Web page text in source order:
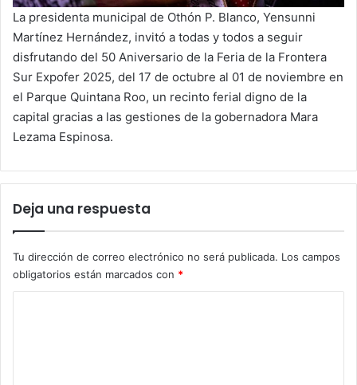
La presidenta municipal de Othón P. Blanco, Yensunni
Martínez Hernández, invitó a todas y todos a seguir
disfrutando del 50 Aniversario de la Feria de la Frontera
Sur Expofer 2025, del 17 de octubre al 01 de noviembre en
el Parque Quintana Roo, un recinto ferial digno de la
capital gracias a las gestiones de la gobernadora Mara
Lezama Espinosa.
Deja una respuesta
Tu dirección de correo electrónico no será publicada. Los campos
obligatorios están marcados con *